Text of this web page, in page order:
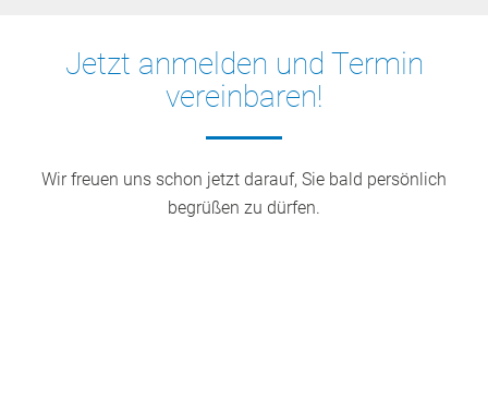
Jetzt anmelden und Termin
vereinbaren!
Wir freuen uns schon jetzt darauf, Sie bald persönlich
begrüßen zu dürfen.